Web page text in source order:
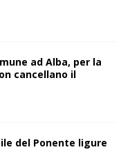
ad Alba, per la
cancellano il
del Ponente ligure